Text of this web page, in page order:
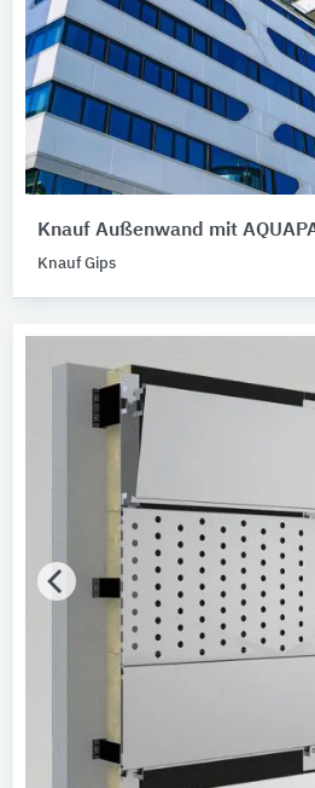
Knauf Außenwand mit
Knauf Gips